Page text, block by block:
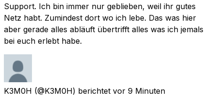
Support. Ich bin immer nur geblieben, weil ihr gutes
Netz habt. Zumindest dort wo ich lebe. Das was hier
aber gerade alles abläuft übertrifft alles was ich jemals
bei euch erlebt habe.
K3M0H (@K3M0H) berichtet vor 9 Minuten